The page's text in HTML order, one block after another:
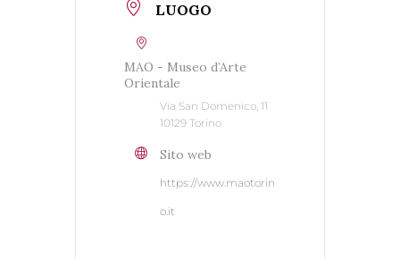
LUOGO
MAO - Museo d’Arte
Orientale
Via San Domenico, 11
10129 Torino
Sito web
https://www.maotorin
o.it